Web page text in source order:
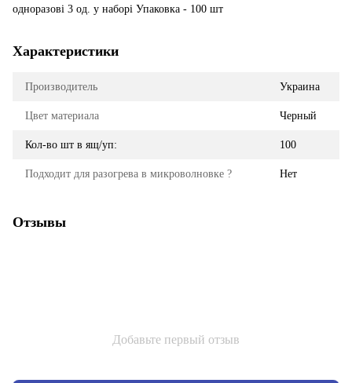
одноразові 3 од. у наборі Упаковка - 100 шт
Характеристики
Производитель Украина
Цвет материала Черный
Кол-во шт в ящ/уп: 100
Подходит для разогрева в микроволновке ? Нет
Отзывы
Добавьте первый отзыв